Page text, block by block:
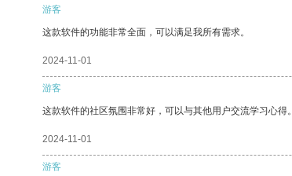
游客
这款软件的功能非常全面，可以满足我所有需求。
2024-11-01
游客
这款软件的社区氛围非常好，可以与其他用户交流学习心得。
2024-11-01
游客